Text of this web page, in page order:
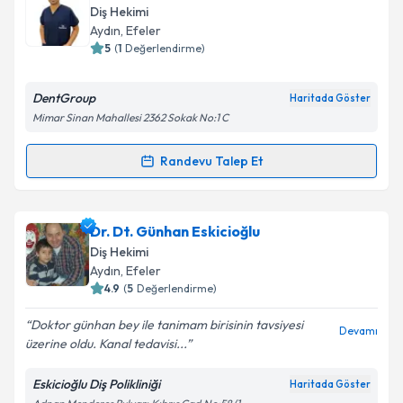
talebi oluşturun. Size bu uzmandan randevu almanız
için bir takvim hazırlandığında e-posta ile
bilgilendireceğiz.
Kişisel verilerimin işlenmesine ilişkin
Takvim Talebini Gönder
Diş Hekimi
Aydın, Efeler
5 (1 Değerlendirme)
DentGroup Haritada Göster
Mimar Sinan Mahallesi 2362 Sokak No:1 C
Randevu Talep Et
Randevu Takvimi Talebi
Dt. Çağlar Çırakiçin randevu takvimi talebi
oluşturun. Size bu uzmandan randevu almanız için bir
takvim hazırlandığında e-posta ile bilgilendireceğiz.
Kişisel verilerimin işlenmesine ilişkin
Aydınlatma
Dr. Dt. Günhan Eskicioğlu
Diş Hekimi
Aydın, Efeler
4.9 (5 Değerlendirme)
Doktor günhan bey ile tanimam birisinin tavsiyesi
üzerine oldu. Kanal tedavisi...
Devamı
Eskicioğlu Diş Polikliniği Haritada Göster